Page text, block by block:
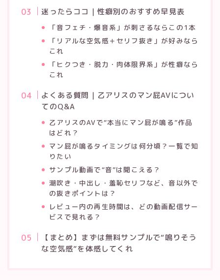
迷ったらココ｜性癖別のおすすめ早見表
「音フェチ・爆音系」が刺さるならこの1本
「リアルな空気感＋セリフ抜き」が好みなら
これ
「ヒクつき・脱力・肉体限界系」が性癖なら
これ
よくある質問｜乙アリスのマン屁AVについ
てのQ&A
乙アリスのAVで“本当にマン屁が鳴る”作品
はどれ？
マン屁が鳴るタイミングは何分頃？一覧で知
りたい
サンプル動画で“音”は聞こえる？
潮吹き・中出し・羞恥セリフなど、音以外で
の抜きポイントは？
レビュー内の再生時間は、どの動画配信サー
ビスで見れる？
【まとめ】まずは無料サンプルで“鳴りそう
な空気感”を体感してくれ